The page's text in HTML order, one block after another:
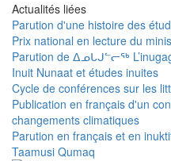
Actualités liées
Parution d'une histoire des
Prix national en lecture du
Parution de ᐃᓄᒐᒍᓪᓕᖅ
Inuit Nunaat et études inuites
Cycle de conférences sur les
Publication en français d'un
changements climatiques
Parution en français et en
Taamusi Qumaq